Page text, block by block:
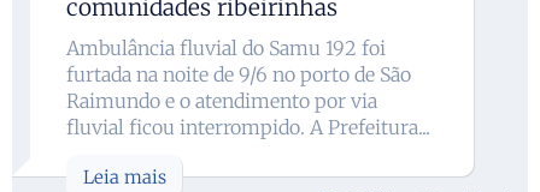
comunidades ribeirinhas
Ambulância fluvial do Samu 192 foi
furtada na noite de 9/6 no porto de São
Raimundo e o atendimento por via
fluvial ficou interrompido. A Prefeitura...
Leia mais